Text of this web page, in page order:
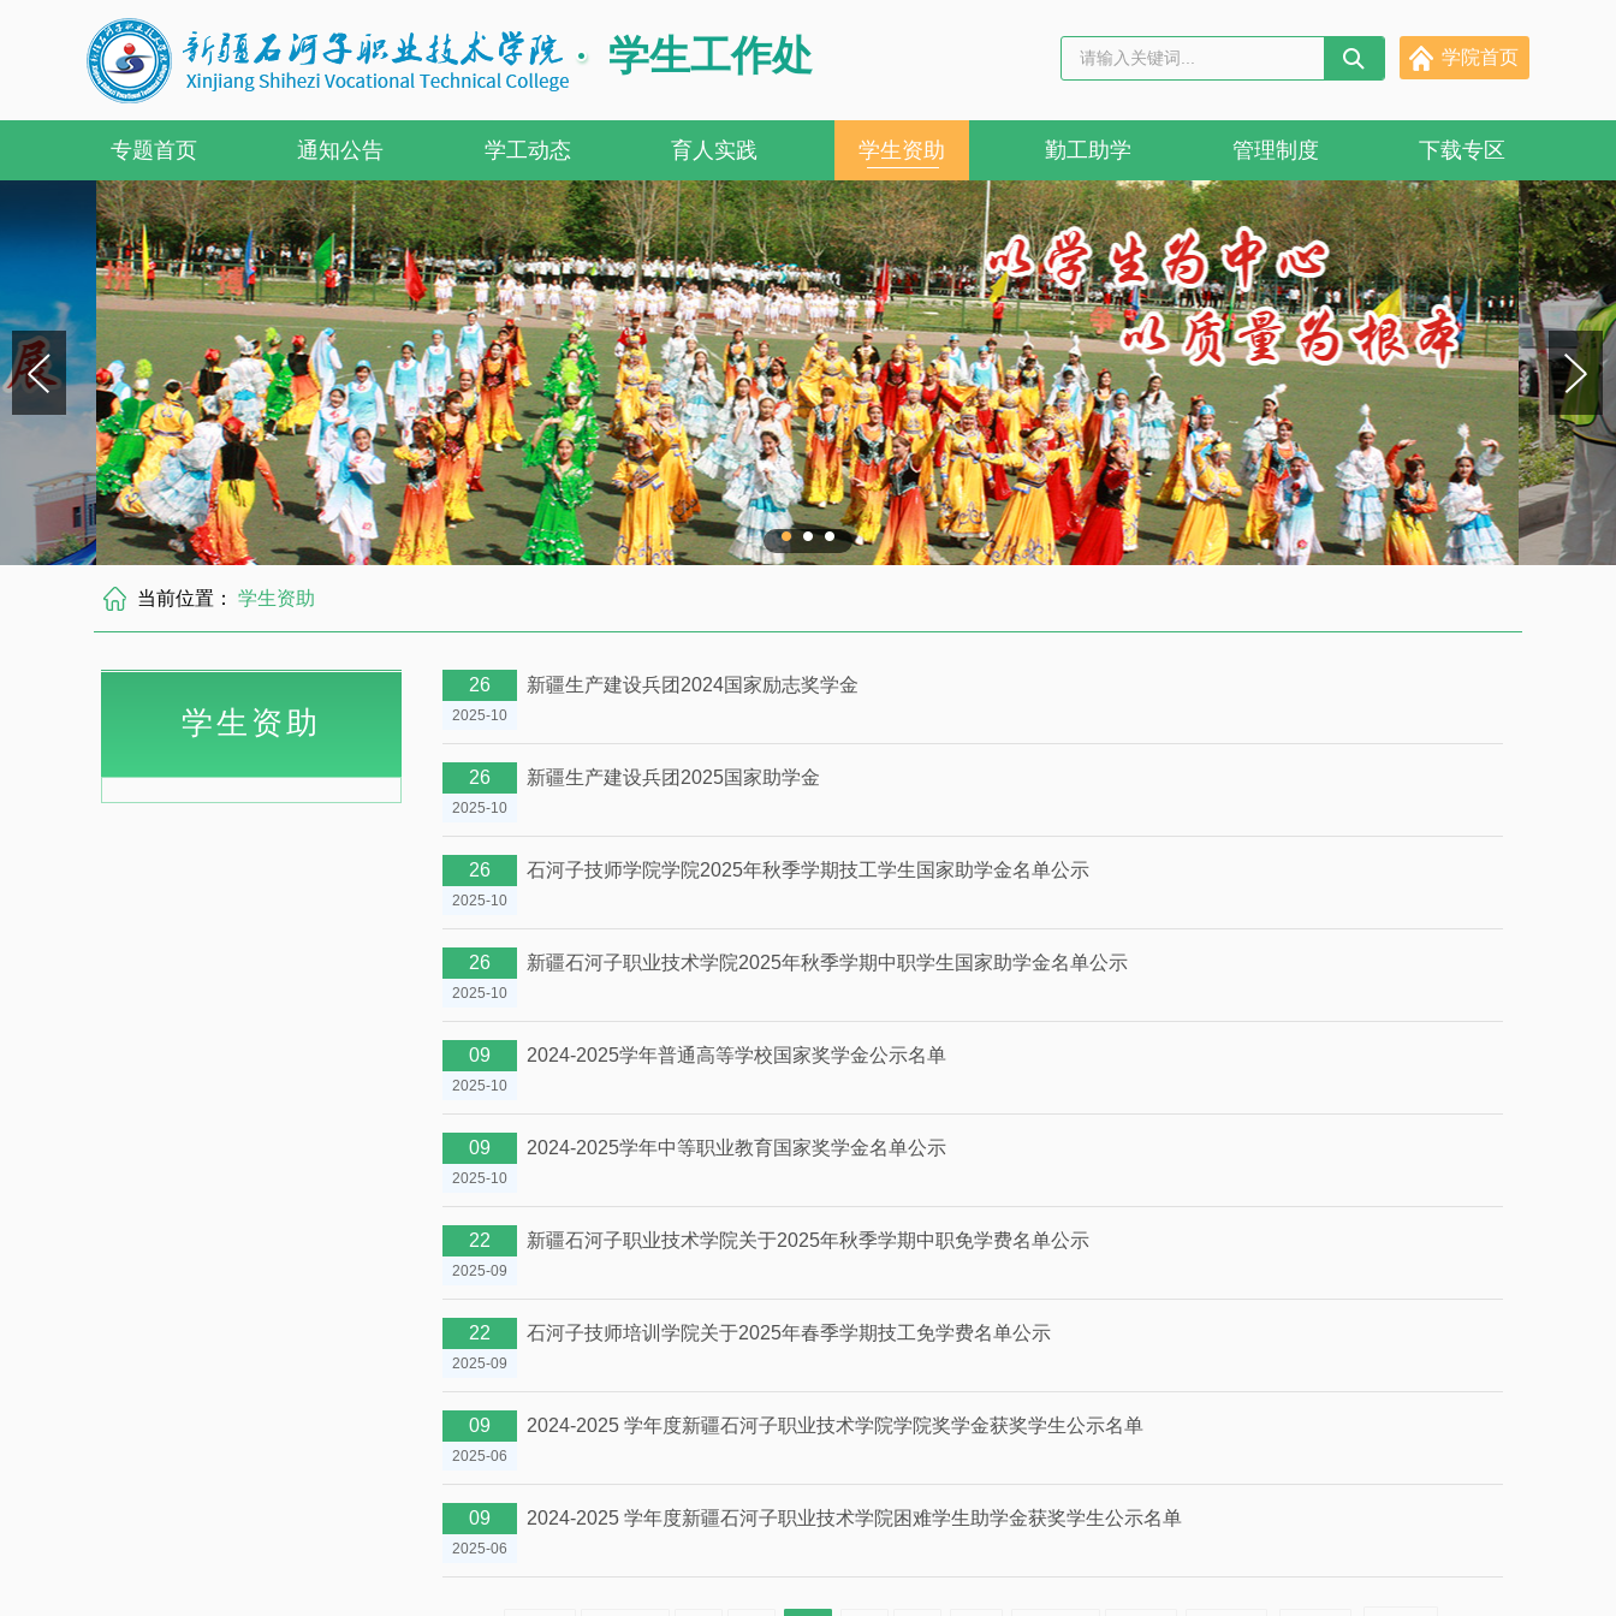
学生工作处 学院首页
专题首页 通知公告 学工动态 育人实践 学生资助 勤工助学 管理制度 下载专区
当前位置： 学生资助
学生资助
26
2025-10
新疆生产建设兵团2024国家励志奖学金
26
2025-10
新疆生产建设兵团2025国家助学金
26
2025-10
石河子技师学院学院2025年秋季学期技工学生国家助学金名单公示
26
2025-10
新疆石河子职业技术学院2025年秋季学期中职学生国家助学金名单公示
09
2025-10
2024-2025学年普通高等学校国家奖学金公示名单
09
2025-10
2024-2025学年中等职业教育国家奖学金名单公示
22
2025-09
新疆石河子职业技术学院关于2025年秋季学期中职免学费名单公示
22
2025-09
石河子技师培训学院关于2025年春季学期技工免学费名单公示
09
2025-06
2024-2025 学年度新疆石河子职业技术学院学院奖学金获奖学生公示名单
09
2025-06
2024-2025 学年度新疆石河子职业技术学院困难学生助学金获奖学生公示名单